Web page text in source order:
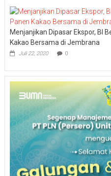
Menjanjikan Dipasar Ekspor, BI
Kakao Bersama di Jembrana
Juli 22, 2020 0